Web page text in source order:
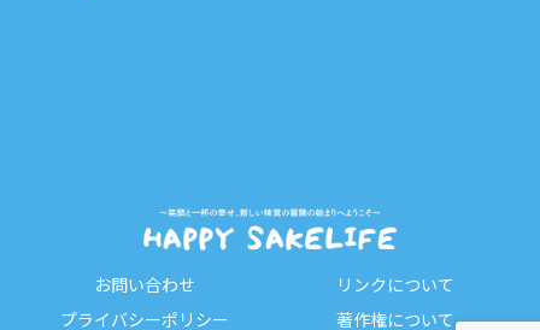
お問い合わせ
リンクについて
プライバシーポリシー
著作権について